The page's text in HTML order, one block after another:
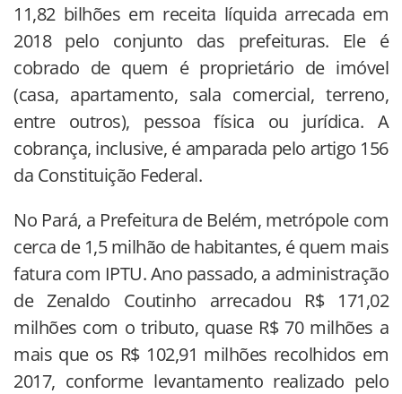
11,82 bilhões em receita líquida arrecada em
2018 pelo conjunto das prefeituras. Ele é
cobrado de quem é proprietário de imóvel
(casa, apartamento, sala comercial, terreno,
entre outros), pessoa física ou jurídica. A
cobrança, inclusive, é amparada pelo artigo 156
da Constituição Federal.
No Pará, a Prefeitura de Belém, metrópole com
cerca de 1,5 milhão de habitantes, é quem mais
fatura com IPTU. Ano passado, a administração
de Zenaldo Coutinho arrecadou R$ 171,02
milhões com o tributo, quase R$ 70 milhões a
mais que os R$ 102,91 milhões recolhidos em
2017, conforme levantamento realizado pelo